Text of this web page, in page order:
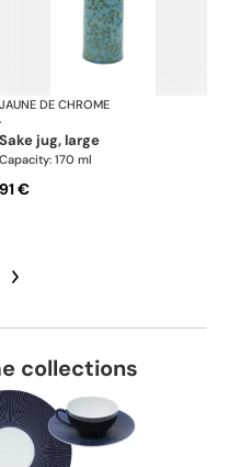
JAUNE DE CHROME
·
sake jug, large
Capacity: 170 ml
91 €
collections